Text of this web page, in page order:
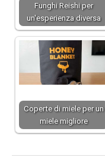
Funghi Reishi per
un'esperienza diversa
Coperte di miele per un
miele migliore